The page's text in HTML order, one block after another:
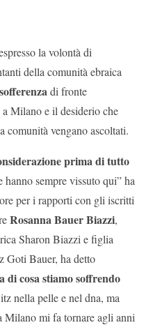
la volontà di
della comunità ebraica
di fronte
a Milano e il desiderio che
comunità vengano ascoltati.
prima di tutto
hanno sempre vissuto qui” ha
per i rapporti con gli iscritti
Rosanna Bauer Biazzi,
Sharon Biazzi e figlia
Goti Bauer, ha detto
di cosa stiamo soffrendo
nella pelle e nel dna, ma
Milano mi fa tornare agli anni